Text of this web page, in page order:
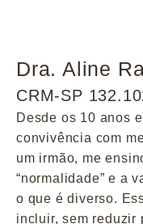
Dra. Aline
CRM-SP
Desde os 10 anos
convivência com
um irmão, me
“normalidade” e a
o que é diverso.
incluir, sem reduzir